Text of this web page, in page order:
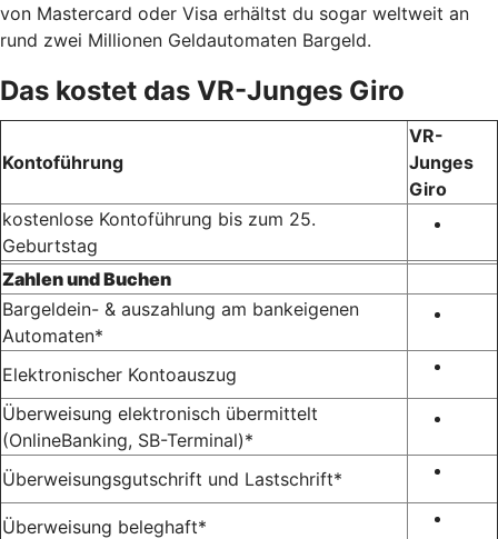
von Mastercard oder Visa erhältst du sogar weltweit an
rund zwei Millionen Geldautomaten Bargeld.
Das kostet das VR-Junges Giro
Kontoführung
VR-
Junges
Giro
kostenlose Kontoführung bis zum 25.
Geburtstag
Zahlen und Buchen
Bargeldein- & auszahlung am bankeigenen
Automaten*
Elektronischer Kontoauszug
Überweisung elektronisch übermittelt
(OnlineBanking, SB-Terminal)*
Überweisungsgutschrift und Lastschrift*
Überweisung beleghaft*